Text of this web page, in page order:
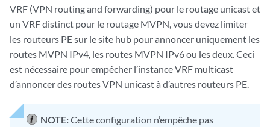
VRF (VPN routing and forwarding) pour le routage unicast et
un VRF distinct pour le routage MVPN, vous devez limiter
les routeurs PE sur le site hub pour annoncer uniquement les
routes MVPN IPv4, les routes MVPN IPv6 ou les deux. Ceci
est nécessaire pour empêcher l’instance VRF multicast
d’annoncer des routes VPN unicast à d’autres routeurs PE.
NOTE:Cette configuration n’empêche pas